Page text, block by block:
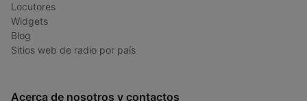
Locutores
Widgets
Blog
Sitios web de radio por país
Acerca de nosotros y contactos